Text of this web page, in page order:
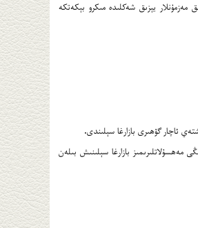
مەزمۇنلار يېزىق شەكلىدە مىكرو بېكەتكە
ئاچار گۆھىرى بازارغا سېلىندى.
مەھسۇلاتلىرىمىز بازارغا سېلىنىش بىلەن